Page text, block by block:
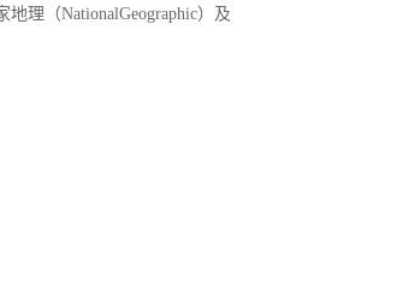
理（NationalGeographic）及